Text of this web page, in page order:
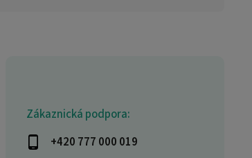
Zákaznická podpora:
+420 777 000 019